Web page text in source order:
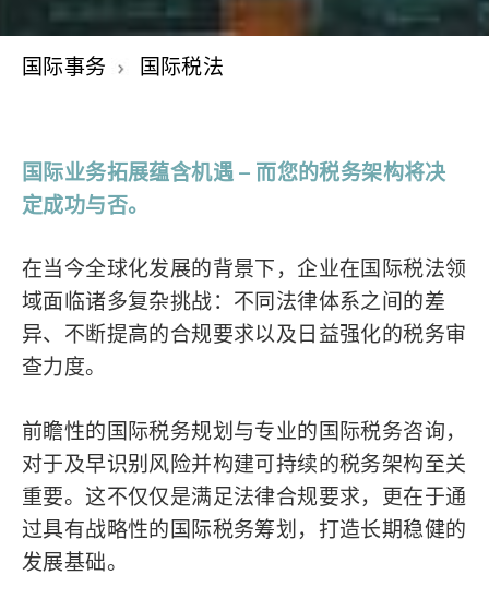
国际事务 国际税法
国际业务拓展蕴含机遇 – 而您的税务架构将决
定成功与否。
在当今全球化发展的背景下，企业在国际税法领
域面临诸多复杂挑战：不同法律体系之间的差
异、不断提高的合规要求以及日益强化的税务审
查力度。
前瞻性的国际税务规划与专业的国际税务咨询，
对于及早识别风险并构建可持续的税务架构至关
重要。这不仅仅是满足法律合规要求，更在于通
过具有战略性的国际税务筹划，打造长期稳健的
发展基础。